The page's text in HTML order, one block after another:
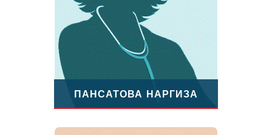
ПАНСАТОВА НАРГИЗА